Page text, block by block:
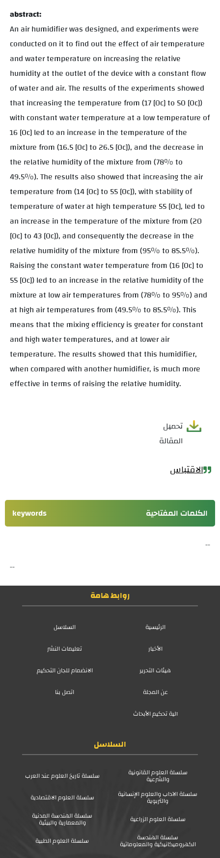
abstract:
An air humidifier was designed, and experiments were
conducted on it to find out the effect of air temperature
and water temperature on increasing the relative
humidity at the outlet of the device with a constant flow
of water and air. The results of the experiments showed
that increasing the temperature from (17 [0c] to 50 [0c])
with constant water temperature at a low temperature of
16 [0c] led to an increase in the temperature of the
mixture from (16.5 [0c] to 26.5 [0c]), and the decrease in
the relative humidity of the mixture from (78% to
49.5%). The results also showed that increasing the air
temperature from (14 [0c] to 55 [0c]), with stability of
temperature of water at high temperature 55 [0c], led to
an increase in the temperature of the mixture from (20
[0c] to 43 [0c]), and consequently the decrease in the
relative humidity of the mixture from (95% to 85.5%).
Raising the constant water temperature from (16 [0c] to
55 [0c]) led to an increase in the relative humidity of the
mixture at low air temperatures from (78% to 95%) and
at high air temperatures from (49.5% to 85.5%). This
means that the mixing efficiency is greater for constant
and high water temperatures, and at lower air
temperature. The results showed that this humidifier,
when compared with another humidifier, is much more
effective in terms of raising the relative humidity.
تحميل
المقالة
الاقتباس
الكلمات المفتاحية keywords
--
--
روابط هامة
الرئيسية
السلاسل
الأخبار
تعليمات النشر
هيئات التحرير
الانضمام للجان التحكيم
عن المجلة
اتصل بنا
آلية تحكيم الأبحاث
السلاسل
سلسلة العلوم القانونية
والشرعية
سلسلة تاريخ العلوم عند العرب
سلسلة الآداب والعلوم الإنسانية
والتربوية
سلسلة العلوم الاقتصادية
سلسلة العلوم الزراعية
سلسلة الهندسة المدنية
والمعمارية والبيئية
سلسلة الهندسة
الكهروميكانيكية والمعلوماتية
سلسلة العلوم الطبية